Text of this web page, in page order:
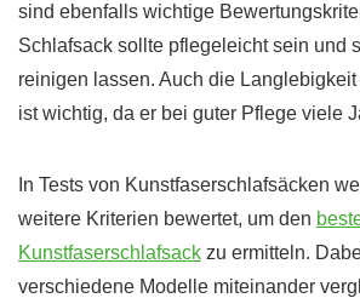
sind ebenfalls wichtige
Schlafsack sollte pflegeleicht sein und
reinigen lassen. Auch die
ist wichtig, da er bei guter Pflege viele
In Tests von Kunstfaserschlafsäcken
weitere Kriterien bewertet, um den
Kunstfaserschlafsack zu ermitteln.
verschiedene Modelle miteinander